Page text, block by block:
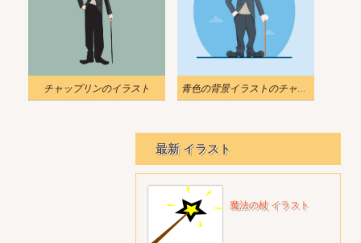
チャップリンのイラスト 青色の背景イラストのチャップリン
最新 イラスト
魔法の杖 イラスト